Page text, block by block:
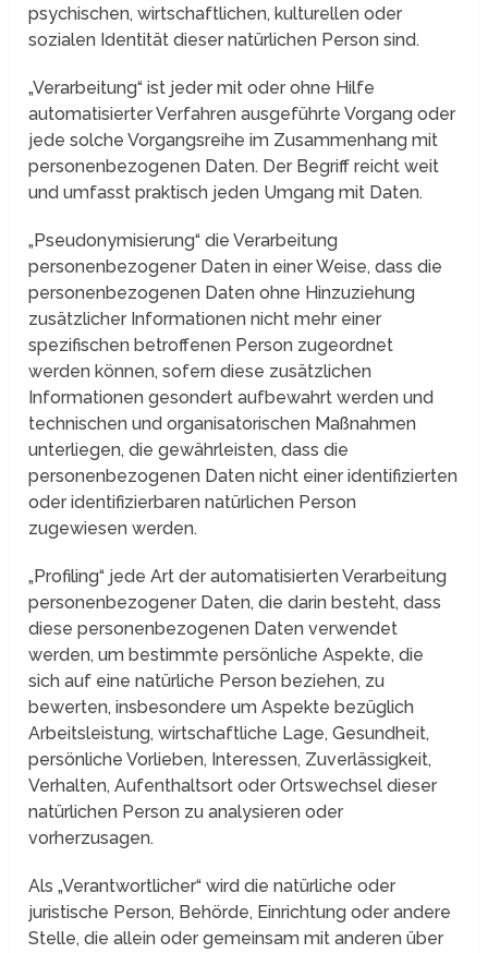
psychischen, wirtschaftlichen, kulturellen oder
sozialen Identität dieser natürlichen Person sind.
„Verarbeitung“ ist jeder mit oder ohne Hilfe
automatisierter Verfahren ausgeführte Vorgang oder
jede solche Vorgangsreihe im Zusammenhang mit
personenbezogenen Daten. Der Begriff reicht weit
und umfasst praktisch jeden Umgang mit Daten.
„Pseudonymisierung“ die Verarbeitung
personenbezogener Daten in einer Weise, dass die
personenbezogenen Daten ohne Hinzuziehung
zusätzlicher Informationen nicht mehr einer
spezifischen betroffenen Person zugeordnet
werden können, sofern diese zusätzlichen
Informationen gesondert aufbewahrt werden und
technischen und organisatorischen Maßnahmen
unterliegen, die gewährleisten, dass die
personenbezogenen Daten nicht einer identifizierten
oder identifizierbaren natürlichen Person
zugewiesen werden.
„Profiling“ jede Art der automatisierten Verarbeitung
personenbezogener Daten, die darin besteht, dass
diese personenbezogenen Daten verwendet
werden, um bestimmte persönliche Aspekte, die
sich auf eine natürliche Person beziehen, zu
bewerten, insbesondere um Aspekte bezüglich
Arbeitsleistung, wirtschaftliche Lage, Gesundheit,
persönliche Vorlieben, Interessen, Zuverlässigkeit,
Verhalten, Aufenthaltsort oder Ortswechsel dieser
natürlichen Person zu analysieren oder
vorherzusagen.
Als „Verantwortlicher“ wird die natürliche oder
juristische Person, Behörde, Einrichtung oder andere
Stelle, die allein oder gemeinsam mit anderen über